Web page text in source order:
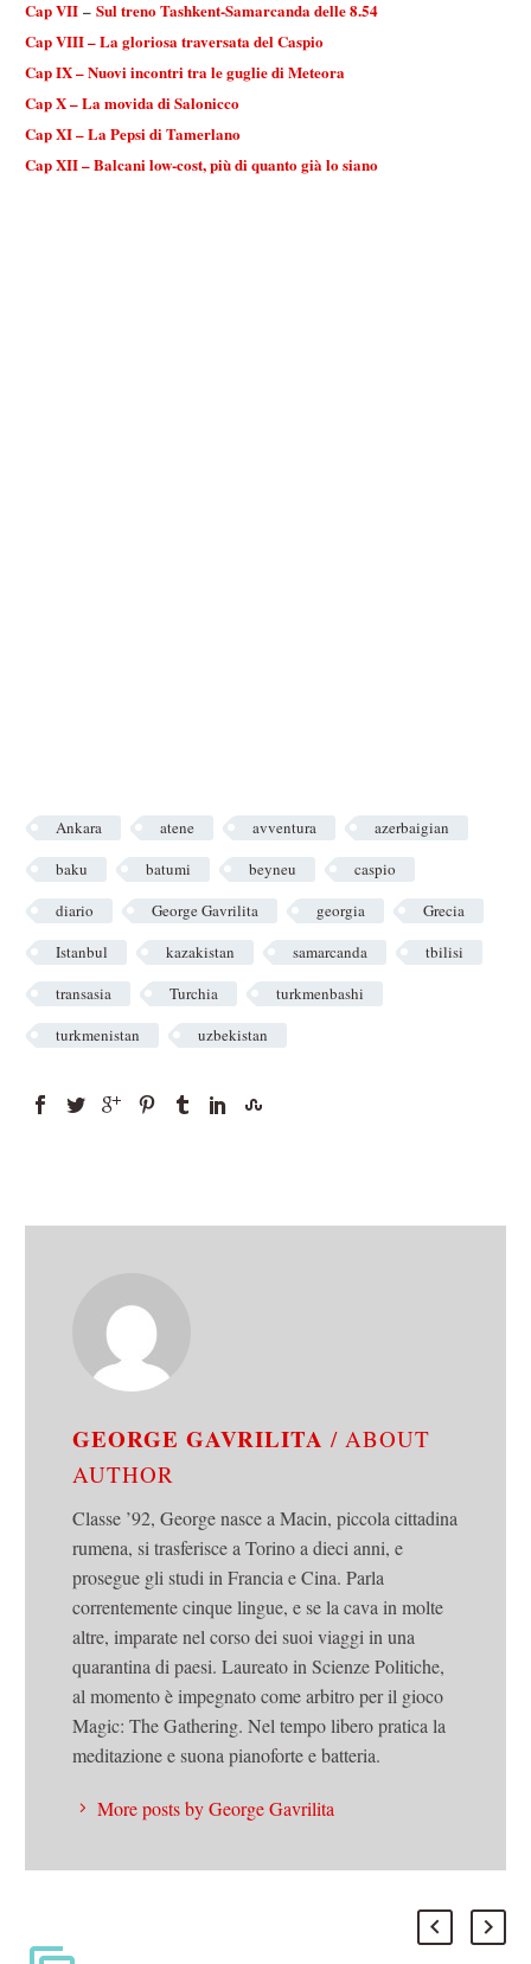
Cap VII – Sul treno Tashkent-Samarcanda delle 8.54
Cap VIII – La gloriosa traversata del Caspio
Cap IX – Nuovi incontri tra le guglie di Meteora
Cap X – La movida di Salonicco
Cap XI – La Pepsi di Tamerlano
Cap XII – Balcani low-cost, più di quanto già lo siano
Ankara atene avventura
azerbaigian
baku
batumi beyneu
caspio
diario
George Gavrilita georgia
Grecia
Istanbul
kazakistan samarcanda
tbilisi
transasia
Turchia
turkmenbashi
turkmenistan
uzbekistan
GEORGE GAVRILITA/ ABOUT
AUTHOR
Classe ’92, George nasce a Macin, piccola cittadina
rumena, si trasferisce a Torino a dieci anni, e
prosegue gli studi in Francia e Cina. Parla
correntemente cinque lingue, e se la cava in molte
altre, imparate nel corso dei suoi viaggi in una
quarantina di paesi. Laureato in Scienze Politiche,
al momento è impegnato come arbitro per il gioco
Magic: The Gathering. Nel tempo libero pratica la
meditazione e suona pianoforte e batteria.
More posts by George Gavrilita